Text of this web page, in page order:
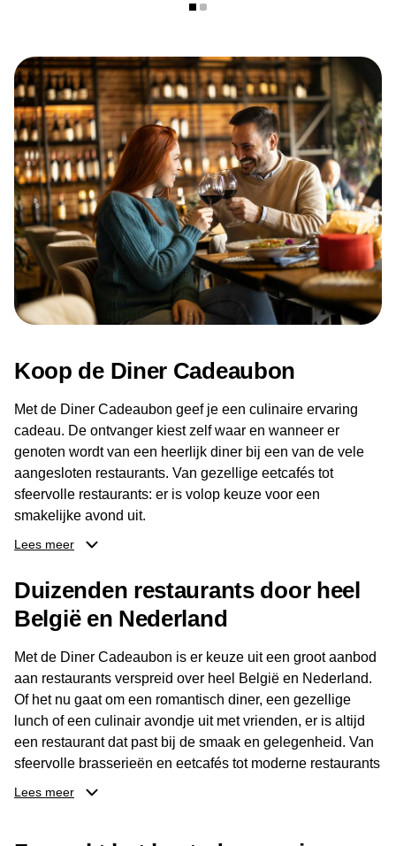
Koop de Diner Cadeaubon
Met de Diner Cadeaubon geef je een culinaire ervaring
cadeau. De ontvanger kiest zelf waar en wanneer er
genoten wordt van een heerlijk diner bij een van de vele
aangesloten restaurants. Van gezellige eetcafés tot
sfeervolle restaurants: er is volop keuze voor een
smakelijke avond uit.
ontvanger eenvoudig een locatie kiezen die past bij de
smaak en gelegenheid. Zo geeft de Diner Cadeaubon niet
alleen een diner, maar ook een gezellig moment om
Lees meer
Duizenden restaurants door heel
België en Nederland
Met de Diner Cadeaubon is er keuze uit een groot aanbod
aan restaurants verspreid over heel België en Nederland.
Of het nu gaat om een romantisch diner, een gezellige
lunch of een culinair avondje uit met vrienden, er is altijd
een restaurant dat past bij de smaak en gelegenheid. Van
sfeervolle brasserieën en eetcafés tot moderne restaurants
en gastronomische locaties: er is voor ieder wat wils.
Lees meer